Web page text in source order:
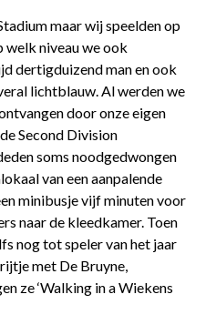
maar wij speelden op
welk niveau we ook
dertigduizend man en ook
lichtblauw. Al werden we
door onze eigen
Second Division
soms noodgedwongen
van een aanpalende
minibusje vijf minuten voor
naar de kleedkamer. Toen
nog tot speler van het jaar
met De Bruyne,
ze ‘Walking in a Wiekens